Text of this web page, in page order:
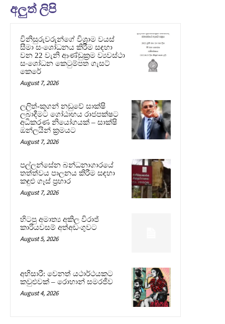
අලුත් ලිපි
විනිසුරුවරුන්ගේ විශ්‍රාම වයස්
සීමා සංශෝධනය කිරීම සඳහා
වන 22 වැනි ආණ්ඩුක්‍රම ව්‍යවස්ථා
සංශෝධන කෙටුම්පත ගැසට්
කෙරේ
August 7, 2026
ලලිත්-කූගන් නඩුවේ සාක්ෂි
ලබාදීමට ගෝඨාභය රාජපක්ෂට
අධිකරණ නියෝගයක් – සාක්ෂි
ඔන්ලයින් ක්‍රමයට
August 7, 2026
පල්ලන්සේන බන්ධනාගාරයේ
තත්ත්වය පාලනය කිරීම සඳහා
කඳුළු ගෑස් ප්‍රහාර
August 7, 2026
හිටපු අමාත්‍ය අකිල විරාජ්
කාරියවසම් අත්අඩංගුවට
August 5, 2026
අභිසාරී: වෙනත් යථාර්ථයකට
කවුළුවක් – රොහාන් සමරජීව
August 4, 2026